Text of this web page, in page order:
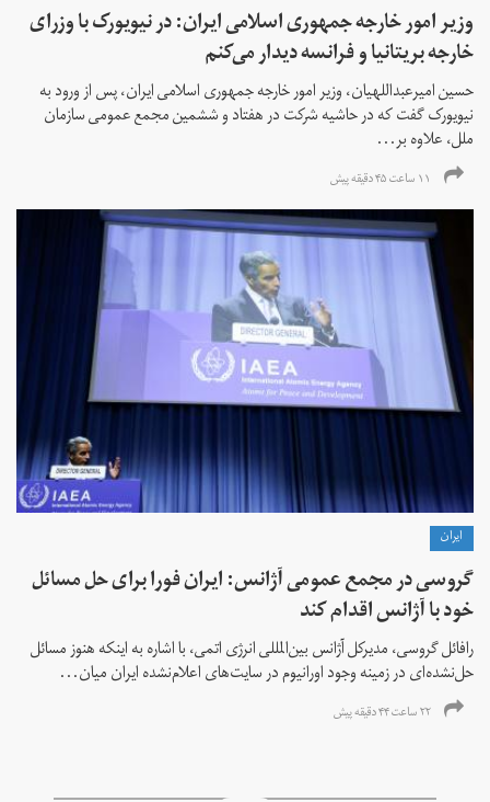
وزیر امور خارجه جمهوری اسلامی ایران: در نیویورک با وزرای
خارجه بریتانیا و فرانسه دیدار می‌کنم
حسین امیرعبداللهیان، وزیر امور خارجه جمهوری اسلامی ایران، پس از ورود به
نیویورک گفت که در حاشیه شرکت در هفتاد و ششمین مجمع عمومی سازمان
ملل، علاوه بر...
۱۱ ساعت ۴۵ دقیقه پیش
ايران
گروسی در مجمع عمومی آژانس: ایران فورا برای حل مسائل
خود با آژانس اقدام کند
رافائل گروسی، مدیرکل آژانس بین‌المللی انرژی اتمی، با اشاره به اینکه هنوز مسائل
حل‌نشده‌ای در زمینه وجود اورانیوم در سایت‌های اعلام‌نشده ایران میان...
۲۲ ساعت ۴۴ دقیقه پیش